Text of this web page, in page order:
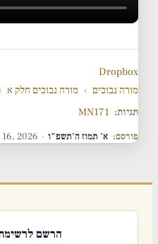
Dropbox
מורה נבוכים › מורה נבוכים חלק א
תגיות: MN171
פורסם: א' תמוז ה'תשפ"ו ·
16, 2026
הרשם לרשימת